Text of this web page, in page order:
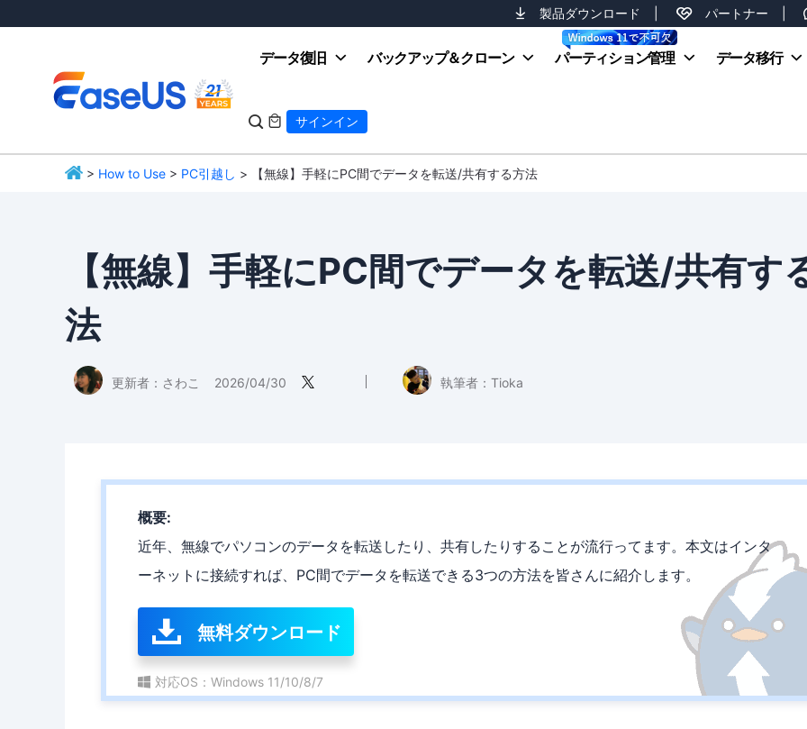
製品ダウンロード パートナー
データ復旧 バックアップ＆クローン パーティション管理 データ移行
  サインイン
> How to Use > PC引越し > 【無線】手軽にPC間でデータを転送/共有する方法
【無線】手軽にPC間でデータを転送/共有す
法
更新者： さわこ 2026/04/30  執筆者： Tioka
概要:
近年、無線でパソコンのデータを転送したり、共有したりすることが流行ってます。本文はインタ
ーネットに接続すれば、PC間でデータを転送できる3つの方法を皆さんに紹介します。
無料ダウンロード
対応OS：Windows 11/10/8/7